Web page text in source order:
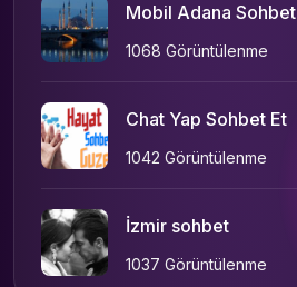
Mobil Adana Sohbet
1068 Görüntülenme
Chat Yap Sohbet Et
1042 Görüntülenme
İzmir sohbet
1037 Görüntülenme